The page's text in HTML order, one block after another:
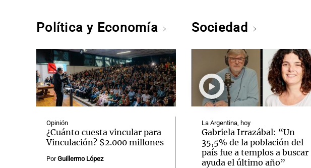
Política y Economía
Opinión
¿Cuánto cuesta vincular para
Vinculación? $2.000 millones
PorGuillermo López
Sociedad
La Argentina, hoy
Gabriela Irrazábal: “Un
35,5% de la población del
país fue a templos a buscar
ayuda el último año”